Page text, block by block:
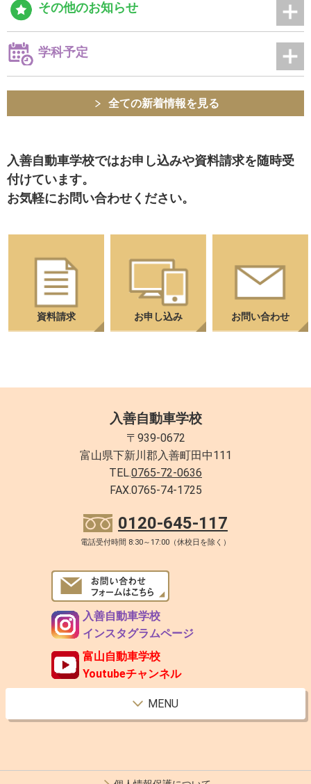
その他のお知らせ
学科予定
全ての新着情報を見る
入善自動車学校ではお申し込みや資料請求を随時受
付けています。
お気軽にお問い合わせください。
資料請求 お申し込み お問い合わせ
入善自動車学校
〒939-0672
富山県下新川郡入善町田中111
TEL.0765-72-0636
FAX.0765-74-1725
0120-645-117
電話受付時間 8:30～17:00（休校日を除く）
入善自動車学校
インスタグラムページ
富山自動車学校
Youtubeチャンネル
MENU